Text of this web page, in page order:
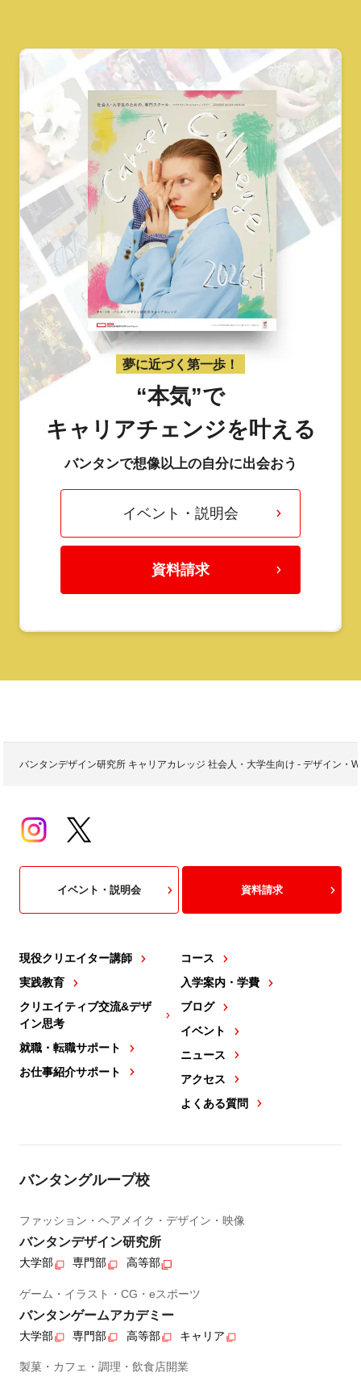
夢に近づく第一歩！
“本気”で
キャリアチェンジを叶える
バンタンで想像以上の自分に出会おう
イベント・説明会
資料請求
バンタンデザイン研究所 キャリアカレッジ 社会人・大学生向け - デザイン・
現役クリエイター講師
実践教育
クリエイティブ交流&デザ
イン思考
就職・転職サポート
お仕事紹介サポート
コース
入学案内・学費
ブログ
イベント
ニュース
アクセス
よくある質問
イベント・説明会 資料請求
バンタングループ校
ファッション・ヘアメイク・デザイン・映像
バンタンデザイン研究所
大学部 専門部 高等部
ゲーム・イラスト・CG・eスポーツ
バンタンゲームアカデミー
大学部 専門部 高等部 キャリア
製菓・カフェ・調理・飲食店開業